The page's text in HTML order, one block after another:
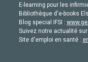
E-learning pour les
Bibliothèque d'e-books
Blog special IFSI :
Suivez notre actualité
Site d'emploi en santé :